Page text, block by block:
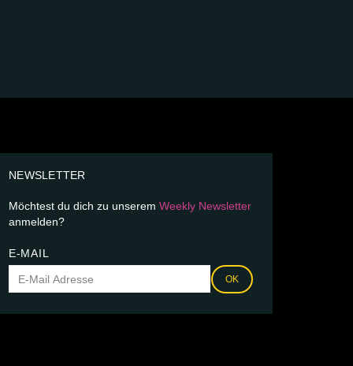
NEWSLETTER
Möchtest du dich zu unserem Weekly Newsletter
anmelden?
E-MAIL
OK